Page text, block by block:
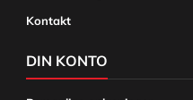
Kontakt
DIN KONTO